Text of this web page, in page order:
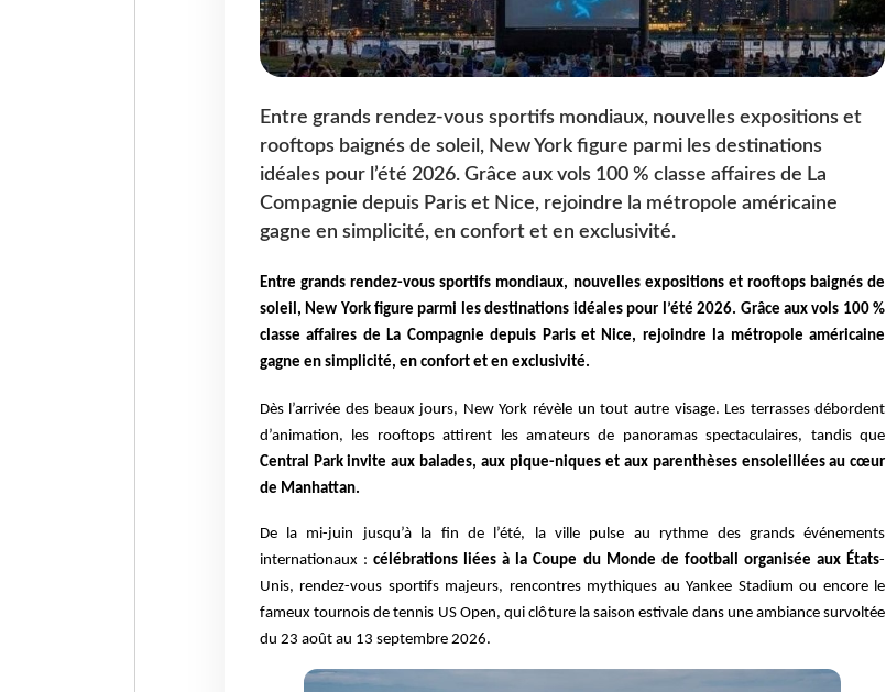
Entre grands rendez-vous sportifs mondiaux, nouvelles expositions et
rooftops baignés de soleil, New York figure parmi les destinations
idéales pour l’été 2026. Grâce aux vols 100 % classe affaires de La
Compagnie depuis Paris et Nice, rejoindre la métropole américaine
gagne en simplicité, en confort et en exclusivité.
Entre grands rendez-vous sportifs mondiaux, nouvelles expositions et rooftops baignés de
soleil, New York figure parmi les destinations idéales pour l’été 2026. Grâce aux vols 100 %
classe affaires de La Compagnie depuis Paris et Nice, rejoindre la métropole américaine
gagne en simplicité, en confort et en exclusivité.
Dès l’arrivée des beaux jours, New York révèle un tout autre visage. Les terrasses débordent
d’animation, les rooftops attirent les amateurs de panoramas spectaculaires, tandis que
Central Park invite aux balades, aux pique-niques et aux parenthèses ensoleillées au cœur
de Manhattan.
De la mi-juin jusqu’à la fin de l’été, la ville pulse au rythme des grands événements
internationaux : célébrations liées à la Coupe du Monde de football organisée aux États-
Unis, rendez-vous sportifs majeurs, rencontres mythiques au Yankee Stadium ou encore le
fameux tournois de tennis US Open, qui clôture la saison estivale dans une ambiance survoltée
du 23 août au 13 septembre 2026.